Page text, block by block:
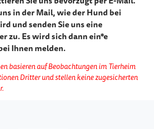
in der Mail, wie der Hund bei
und senden Sie uns eine
zu. Es wird sich dann ein*e
Ihnen melden.
basieren auf Beobachtungen im Tierheim
Dritter und stellen keine zugesicherten